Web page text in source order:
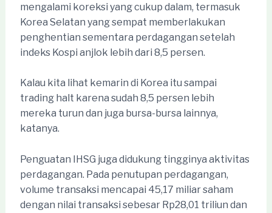
mengalami koreksi yang cukup dalam, termasuk
Korea Selatan yang sempat memberlakukan
penghentian sementara perdagangan setelah
indeks Kospi anjlok lebih dari 8,5 persen.
Kalau kita lihat kemarin di Korea itu sampai
trading halt karena sudah 8,5 persen lebih
mereka turun dan juga bursa-bursa lainnya,
katanya.
Penguatan IHSG juga didukung tingginya aktivitas
perdagangan. Pada penutupan perdagangan,
volume transaksi mencapai 45,17 miliar saham
dengan nilai transaksi sebesar Rp28,01 triliun dan